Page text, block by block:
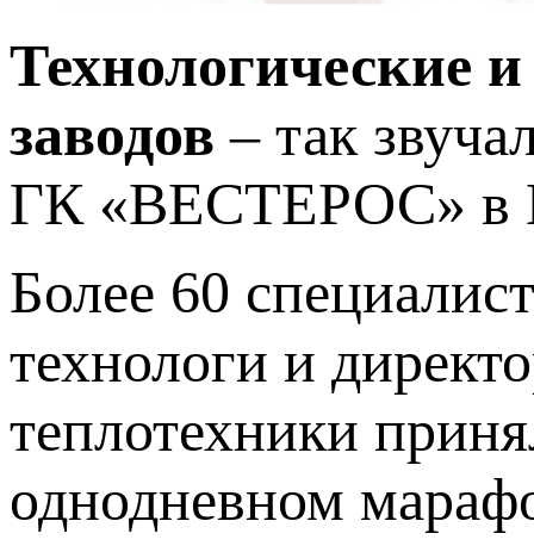
Технологические
заводов – так
ГК «ВЕСТЕРОС» в
Более 60
технологи и
теплотехники
однодневном